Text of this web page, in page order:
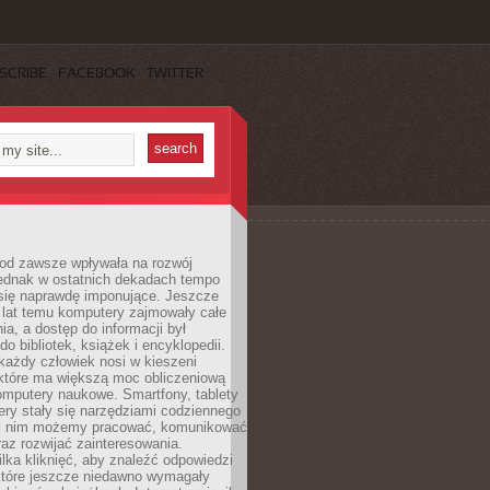
FACEBOOK TWITTER
zawsze wpływała na rozwój
w ostatnich dekadach tempo
naprawdę imponujące. Jeszcze
temu komputery zajmowały całe
a dostęp do informacji był
bibliotek, książek i encyklopedii.
człowiek nosi w kieszeni
ma większą moc obliczeniową
naukowe. Smartfony, tablety
stały się narzędziami codziennego
możemy pracować, komunikować
rozwijać zainteresowania.
kliknięć, aby znaleźć odpowiedzi
jeszcze niedawno wymagały